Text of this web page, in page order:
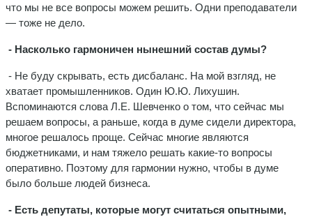
что мы не все вопросы можем решить. Одни преподаватели
— тоже не дело.
- Насколько гармоничен нынешний состав думы?
- Не буду скрывать, есть дисбаланс. На мой взгляд, не
хватает промышленников. Один Ю.Ю. Лихушин.
Вспоминаются слова Л.Е. Шевченко о том, что сейчас мы
решаем вопросы, а раньше, когда в думе сидели директора,
многое решалось проще. Сейчас многие являются
бюджетниками, и нам тяжело решать какие-то вопросы
оперативно. Поэтому для гармонии нужно, чтобы в думе
было больше людей бизнеса.
- Есть депутаты, которые могут считаться опытными,